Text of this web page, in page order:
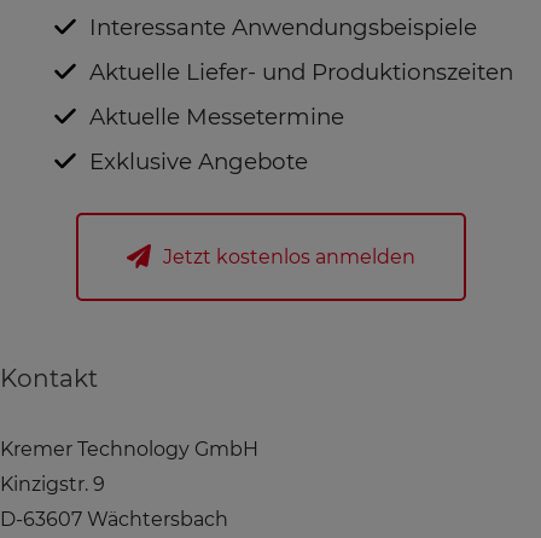
Interessante Anwendungsbeispiele
Aktuelle Liefer- und Produktionszeiten
Aktuelle Messetermine
Exklusive Angebote
Jetzt kostenlos anmelden
Kontakt
Kremer Technology GmbH
Kinzigstr. 9
D-63607 Wächtersbach